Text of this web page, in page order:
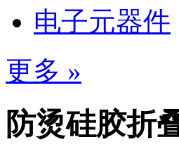
电子元器件
更多 »
防烫硅胶折